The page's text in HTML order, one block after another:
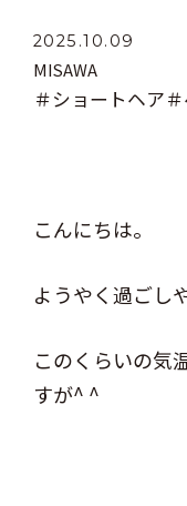
2025.10.09
MISAWA
＃ショートヘア
こんにちは。
ようやく過ごし
このくらいの気
すが^ ^